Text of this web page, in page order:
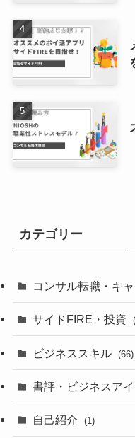
カテゴリー
コンサル転職・キ
サイドFIRE・投資
ビジネススキル (66)
書評・ビジネスア
自己紹介 (1)